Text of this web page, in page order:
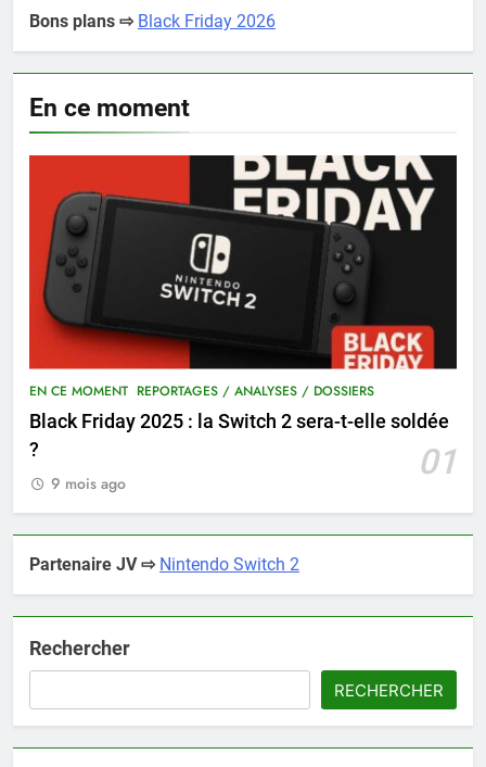
Bons plans ⇨ Black Friday 2026
En ce moment
EN CE MOMENT REPORTAGES / ANALYSES / DOSSIERS
Black Friday 2025 : la Switch 2 sera-t-elle soldée
?
01
9 mois ago
Partenaire JV ⇨ Nintendo Switch 2
Rechercher
RECHERCHER